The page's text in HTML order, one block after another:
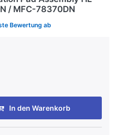
/ MFC-78370DN
Bewertung ab
In den Warenkorb